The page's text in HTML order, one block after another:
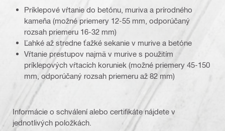
Príklepové vŕtanie do betónu, muriva a prírodného
kameňa (možné priemery 12-55 mm, odporúčaný
rozsah priemeru 16-32 mm)
Ľahké až stredne ťažké sekanie v murive a betóne
Vŕtanie prestupov najmä v murive s použitím
príklepových vŕtacích koruniek (možné priemery 45-150
mm, odporúčaný rozsah priemeru až 82 mm)
Informácie o schválení alebo certifikáte nájdete v
jednotlivých položkách.